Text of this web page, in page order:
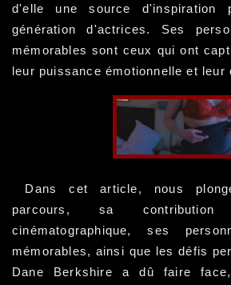
d'elle une source d'inspiration
génération d'actrices. Ses
mémorables sont ceux qui ont
leur puissance émotionnelle et leur
Dans cet article, nous
parcours, sa
cinématographique, ses
mémorables, ainsi que les défis
Dane Berkshire a dû faire